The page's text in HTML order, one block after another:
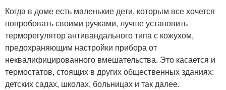
Когда в доме есть маленькие дети, которым все хочется
попробовать своими ручками, лучше установить
терморегулятор антивандального типа с кожухом,
предохраняющим настройки прибора от
неквалифицированного вмешательства. Это касается и
термостатов, стоящих в других общественных зданиях:
детских садах, школах, больницах и так далее.